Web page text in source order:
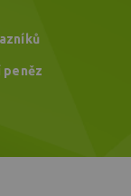
peněz